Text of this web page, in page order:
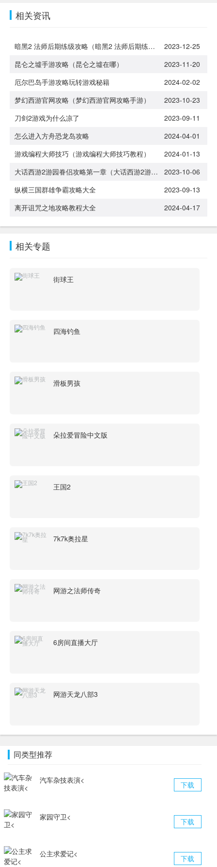
相关资讯
暗黑2 法师后期练级攻略（暗黑2 法师后期练级攻略大全）
2023-12-25
昆仑之墟手游攻略（昆仑之墟在哪）
2023-11-20
厄尔巴岛手游攻略玩转游戏秘籍
2024-02-02
梦幻西游官网攻略（梦幻西游官网攻略手游）
2023-10-23
刀剑2游戏为什么凉了
2023-09-11
怎么进入方舟恐龙岛攻略
2024-04-01
游戏编程大师技巧（游戏编程大师技巧教程）
2024-01-13
大话西游2游园眷侣攻略第一章（大话西游2游园眷侣攻略第一章怎么打）
2023-10-06
纵横三国群雄争霸攻略大全
2023-09-13
离开诅咒之地攻略教程大全
2024-04-17
相关专题
街球王
四海钓鱼
滑板男孩
朵拉爱冒险中文版
王国2
7k7k奥拉星
网游之法师传奇
6房间直播大厅
网游天龙八部3
同类型推荐
下载
汽车杂技表演<
下载
家园守卫<
下载
公主求爱记<